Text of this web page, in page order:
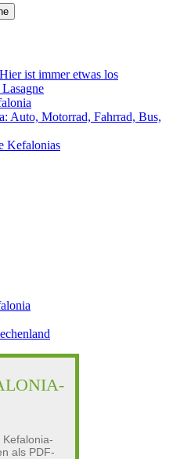
ist immer etwas los
Auto, Motorrad, Fahrrad, Bus,
Kefalonias
als PDF-